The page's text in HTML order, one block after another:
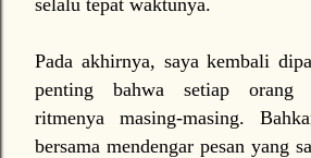
selalu tepat waktunya.
Pada akhirnya, saya kembali
penting bahwa setiap orang
ritmenya masing-masing.
bersama mendengar pesan yang